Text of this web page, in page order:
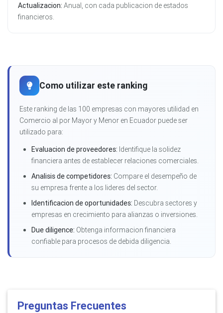
Actualizacion: Anual, con cada publicacion de estados
financieros.
Como utilizar este ranking
Este ranking de las 100 empresas con mayores utilidad en
Comercio al por Mayor y Menor en Ecuador puede ser
utilizado para:
Evaluacion de proveedores: Identifique la solidez
financiera antes de establecer relaciones comerciales.
Analisis de competidores: Compare el desempeño de
su empresa frente a los lideres del sector.
Identificacion de oportunidades: Descubra sectores y
empresas en crecimiento para alianzas o inversiones.
Due diligence: Obtenga informacion financiera
confiable para procesos de debida diligencia.
Preguntas Frecuentes